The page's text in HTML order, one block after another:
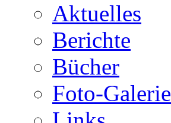
Aktuelles
Berichte
Bücher
Foto-Galerie